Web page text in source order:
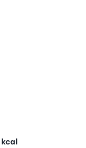
kcal